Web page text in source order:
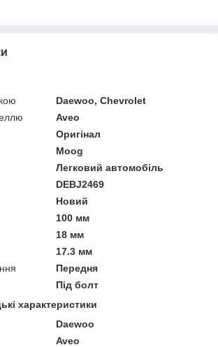
Daewoo, Chevrolet
Aveo
Оригінал
Moog
Легковий автомобіль
DEBJ2469
Новий
100 мм
18 мм
17.3 мм
Передня
Під болт
характеристики
Daewoo
Aveo